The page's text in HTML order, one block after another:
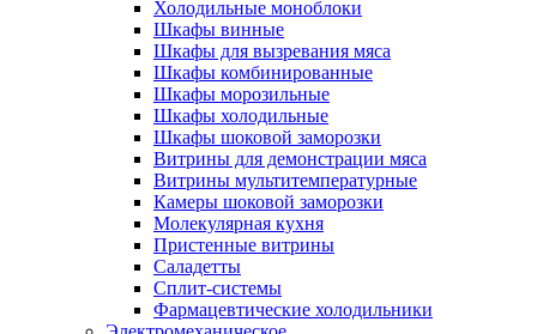
Холодильные моноблоки
Шкафы винные
Шкафы для вызревания мяса
Шкафы комбинированные
Шкафы морозильные
Шкафы холодильные
Шкафы шоковой заморозки
Витрины для демонстрации мяса
Витрины мультитемпературные
Камеры шоковой заморозки
Молекулярная кухня
Пристенные витрины
Саладетты
Сплит-системы
Фармацевтические холодильники